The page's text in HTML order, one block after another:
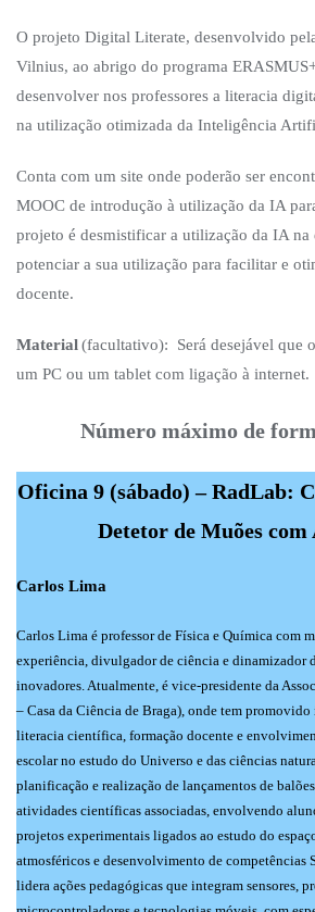
O projeto Digital Literate, desenvolvido
Vilnius, ao abrigo do programa
desenvolver nos professores a literacia
na utilização otimizada da Inteligência
Conta com um site onde poderão ser
MOOC de introdução à utilização da IA
projeto é desmistificar a utilização da IA na
potenciar a sua utilização para facilitar e
docente.
Material(facultativo): Será desejável que
um PC ou um tablet com ligação à internet.
Número máximo de
Oficina 9 (sábado) – RadLab:
Detetor de Muões
Carlos Lima
Carlos Lima é professor de Física e Química com
experiência, divulgador de ciência e dinamizador
inovadores. Atualmente, é vice-presidente da
– Casa da Ciência de Braga), onde tem
literacia científica, formação docente e
escolar no estudo do Universo e das ciências
planificação e realização de lançamentos de
atividades científicas associadas, envolvendo
projetos experimentais ligados ao estudo do
atmosféricos e desenvolvimento de competências
lidera ações pedagógicas que integram sensores,